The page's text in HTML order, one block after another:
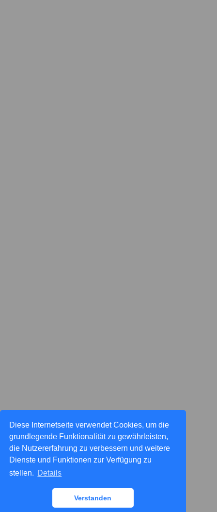
Diese Internetseite verwendet Cookies, um die
grundlegende Funktionalität zu gewährleisten,
die Nutzererfahrung zu verbessern und weitere
Dienste und Funktionen zur Verfügung zu
stellen. Details
Verstanden